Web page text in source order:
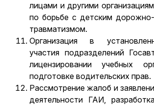
лицами и другими
по борьбе с детским
травматизмом.
Организация в
участия подразделений
лицензировании учебных
подготовке водительских прав.
Рассмотрение жалоб и
деятельности ГАИ,